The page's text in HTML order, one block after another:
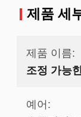
제품 세
제품 이름:
조정 가능
예어: